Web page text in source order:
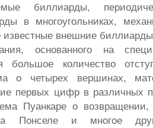
биллиарды,
в многоугольниках,
известные внешние
основанного на
большое количество
о четырех вершинах,
первых цифр в различных
Пуанкаре о возвращении,
Понселе и многое